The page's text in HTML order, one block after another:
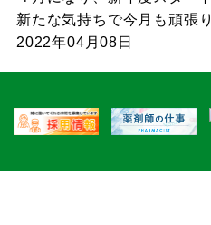
新たな気持ちで今月も頑張
2022年04月08日